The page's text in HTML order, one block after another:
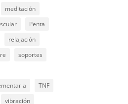
meditación
Penta
relajación
soportes
TNF
vibración